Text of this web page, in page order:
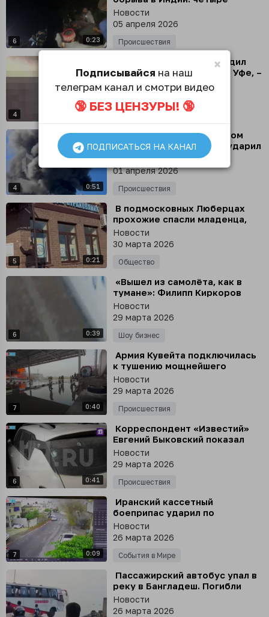
6 0:23
человека погибли, 18
пострадали, - ANI
Новости
05 апреля 2026
Происшествия
4 0:15
⁣ Украинский БПЛА повредил
жилой 13-этажный дом в Уфе, –
издание Mash
Новости
Происшествия
4 0:51
⁣ Мощный пожар в иракском
Эрбиле, иранский БПЛА ударил
по нефтеперерабатывающему
заводу британской компании
Новости
01 апреля 2026
Происшествия
5 0:21
⁣ В подмосковных Люберцах
прохожие спасли младенца,
который выпал из окна и упал
на козырек подъезда
Новости
30 марта 2026
Общество
6 0:39
⁣ «Вышел из самолёта, как в
тумане»: Филипп Киркоров
прокомментировал свой
поступок в зале
барнаульского аэропорта
Новости
29 марта 2026
Шоу бизнес
7 0:40
⁣ Армия Кувейта подключилась
к тушению мощнейшего
пожара на территории
Международного аэропорта
Новости
29 марта 2026
Происшествия
6 0:41
⁣ Корреспондент «Известий»
Евгений Быковский показал
последствия прилета
ударного БПЛА во двор жилого
дома в Донецке
Новости
29 марта 2026
Происшествия
7 0:09
⁣ Иранский кассетный
боеприпас ударил по
израильскому Кафр-Касиму,
перевернув автомобиль
Новости
26 марта 2026
События в Мире
⁣ Пассажирский автобус упал в
реку в Бангладеш. Погибли
минимум 18 человек
Новости
26 марта 2026
×
Подписывайся на наш
телеграм канал и смотри видео
🔞 БЕЗ ЦЕНЗУРЫ! 🔞
ПОДПИСАТЬСЯ НА КАНАЛ